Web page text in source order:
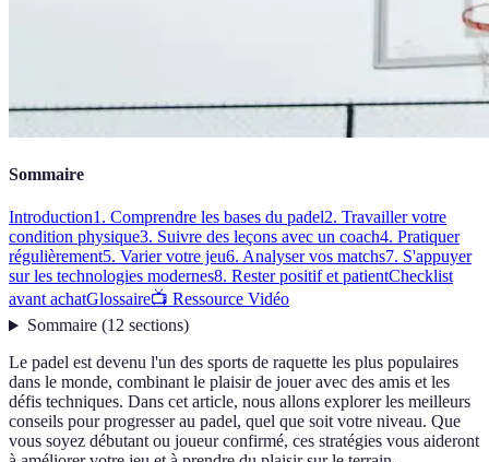
Sommaire
Introduction1. Comprendre les bases du padel2. Travailler votre
condition physique3. Suivre des leçons avec un coach4. Pratiquer
régulièrement5. Varier votre jeu6. Analyser vos matchs7. S'appuyer
sur les technologies modernes8. Rester positif et patientChecklist
avant achatGlossaire📺 Ressource Vidéo
Sommaire(12 sections)
Le padel est devenu l'un des sports de raquette les plus populaires
dans le monde, combinant le plaisir de jouer avec des amis et les
défis techniques. Dans cet article, nous allons explorer les meilleurs
conseils pour progresser au padel, quel que soit votre niveau. Que
vous soyez débutant ou joueur confirmé, ces stratégies vous aideront